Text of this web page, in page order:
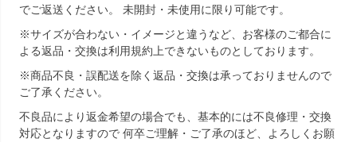
でご返送ください。 未開封・未使用に限り可能です。
※サイズが合わない・イメージと違うなど、お客様のご都合に
よる返品・交換は利用規約上できないものとしております。
※商品不良・誤配送を除く返品・交換は承っておりませんので
ご了承ください。
不良品により返金希望の場合でも、基本的には不良修理・交換
対応となりますので 何卒ご理解・ご了承のほど、よろしくお願